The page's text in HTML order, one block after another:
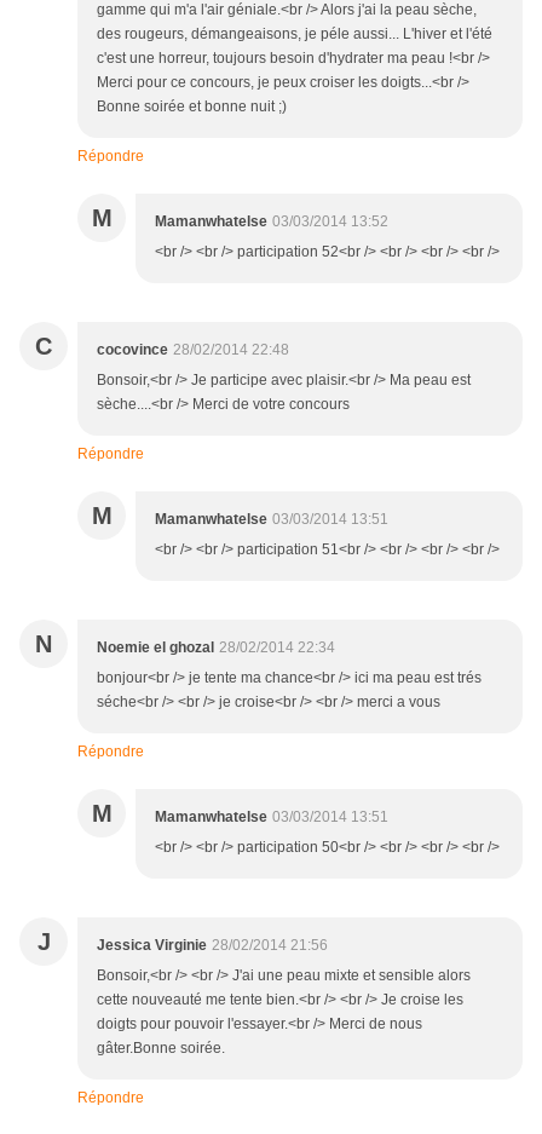
gamme qui m'a l'air géniale.<br /> Alors j'ai la peau sèche,
des rougeurs, démangeaisons, je péle aussi... L'hiver et l'été
c'est une horreur, toujours besoin d'hydrater ma peau !<br />
Merci pour ce concours, je peux croiser les doigts...<br />
Bonne soirée et bonne nuit ;)
Répondre
M Mamanwhatelse 03/03/2014 13:52
<br /> <br /> participation 52<br /> <br /> <br /> <br />
C cocovince 28/02/2014 22:48
Bonsoir,<br /> Je participe avec plaisir.<br /> Ma peau est
sèche....<br /> Merci de votre concours
Répondre
M Mamanwhatelse 03/03/2014 13:51
<br /> <br /> participation 51<br /> <br /> <br /> <br />
N Noemie el ghozal 28/02/2014 22:34
bonjour<br /> je tente ma chance<br /> ici ma peau est trés
séche<br /> <br /> je croise<br /> <br /> merci a vous
Répondre
M Mamanwhatelse 03/03/2014 13:51
<br /> <br /> participation 50<br /> <br /> <br /> <br />
J Jessica Virginie 28/02/2014 21:56
Bonsoir,<br /> <br /> J'ai une peau mixte et sensible alors
cette nouveauté me tente bien.<br /> <br /> Je croise les
doigts pour pouvoir l'essayer.<br /> Merci de nous
gâter.Bonne soirée.
Répondre